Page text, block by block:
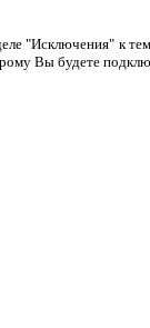
"Исключения" к
Вы будете